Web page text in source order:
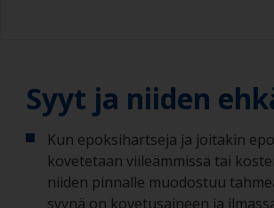
Syyt ja niiden
Kun epoksihartseja ja joitakin
kovetetaan viileämmissä tai
niiden pinnalle muodostuu
syynä on kovetusaineen ja